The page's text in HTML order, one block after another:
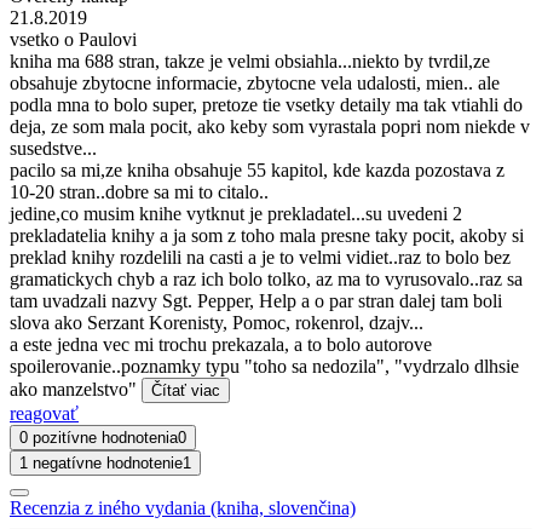
21.8.2019
vsetko o Paulovi
kniha ma 688 stran, takze je velmi obsiahla...niekto by tvrdil,ze
obsahuje zbytocne informacie, zbytocne vela udalosti, mien.. ale
podla mna to bolo super, pretoze tie vsetky detaily ma tak vtiahli do
deja, ze som mala pocit, ako keby som vyrastala popri nom niekde v
susedstve...
pacilo sa mi,ze kniha obsahuje 55 kapitol, kde kazda pozostava z
10-20 stran..dobre sa mi to citalo..
jedine,co musim knihe vytknut je prekladatel...su uvedeni 2
prekladatelia knihy a ja som z toho mala presne taky pocit, akoby si
preklad knihy rozdelili na casti a je to velmi vidiet..raz to bolo bez
gramatickych chyb a raz ich bolo tolko, az ma to vyrusovalo..raz sa
tam uvadzali nazvy Sgt. Pepper, Help a o par stran dalej tam boli
slova ako Serzant Korenisty, Pomoc, rokenrol, dzajv...
a este jedna vec mi trochu prekazala, a to bolo autorove
spoilerovanie..poznamky typu "toho sa nedozila", "vydrzalo dlhsie
ako manzelstvo"
Čítať viac
reagovať
0 pozitívne hodnotenia0
1 negatívne hodnotenie1
Recenzia z iného vydania (kniha, slovenčina)